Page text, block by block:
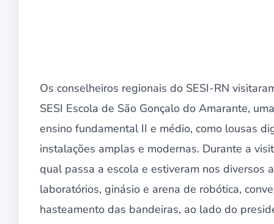
Os conselheiros regionais do SESI-RN
SESI Escola de São Gonçalo do Amarante,
ensino fundamental II e médio, como lousas
instalações amplas e modernas. Durante a
qual passa a escola e estiveram nos diversos
laboratórios, ginásio e arena de robótica,
hasteamento das bandeiras, ao lado do